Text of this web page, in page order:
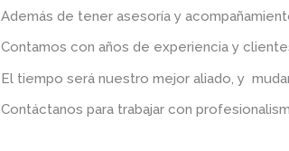
Además de tener asesoría y
Contamos con años de experiencia y
El tiempo será nuestro mejor aliado, y
Contáctanos para trabajar con